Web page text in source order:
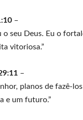
–
seu Deus. Eu o
vitoriosa.”
–
planos de fazê-
e um futuro.”